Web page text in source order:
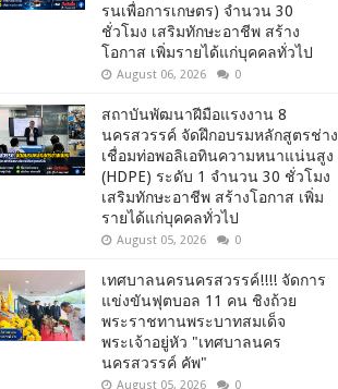
รนเพื่อการเกษตร) จำนวน 30
ชั่วโมง เสริมทักษะอาชีพ สร้าง
โอกาส เพิ่มรายได้แก่บุคคลทั่วไป
August 06, 2026 0
สถาบันพัฒนาฝีมือแรงงาน 8
นครสวรรค์ จัดฝึกอบรมหลักสูตรช่าง
เชื่อมท่อพอลิเอทินความหนาแน่นสูง
(HDPE) ระดับ 1 จำนวน 30 ชั่วโมง
เสริมทักษะอาชีพ สร้างโอกาส เพิ่ม
รายได้แก่บุคคลทั่วไป
August 05, 2026 0
เทศบาลนครนครสวรรค์!!!! จัดการ
แข่งขันฟุตบอล 11 คน ชิงถ้วย
พระราชทานพระบาทสมเด็จ
พระเจ้าอยู่หัว "เทศบาลนคร
นครสวรรค์ คัพ"
August 05, 2026 0